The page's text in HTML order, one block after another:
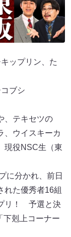
ップリン、た
ブシ
、テキセツの
、ウイスキーカ
現役NSC生（東
に分かれ、前日
た優秀者16組
リ！ 予選と決
下剋上コーナー